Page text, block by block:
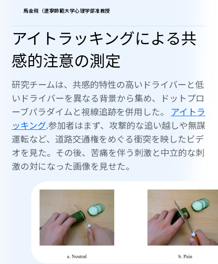
馬金飛（遼寧師範大学心理学部准教授
アイトラッキングによる共
感的注意の測定
研究チームは、共感的特性の高いドライバーと低
いドライバーを異なる背景から集め、ドットプロ
ーブパラダイムと視線追跡を併用した。 アイトラ
ッキング.参加者はまず、攻撃的な追い越しや無謀
運転など、道路交通権をめぐる衝突を映したビデ
オを見た。その後、苦痛を伴う刺激と中立的な刺
激の対になった画像を見せた。